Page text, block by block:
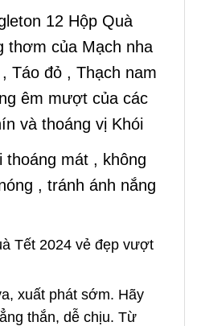
12 Hộp Quà
thơm của Mạch nha
Táo đỏ , Thạch nam
êm mượt của các
và thoáng vị Khói
thoáng mát , không
, tránh ánh nắng
Tết 2024 vẻ đẹp vượt
xuất phát sớm. Hãy
thắn, dễ chịu. Từ